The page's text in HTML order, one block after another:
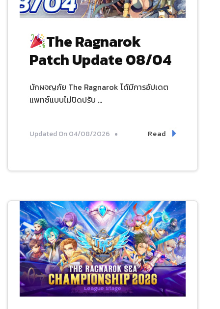
The Ragnarok
Patch Update 08/04
นักผจญภัย The Ragnarok ได้มีการอัปเดต
แพทช์แบบไม่ปิดปรับ …
Updated On04/08/2026 Read